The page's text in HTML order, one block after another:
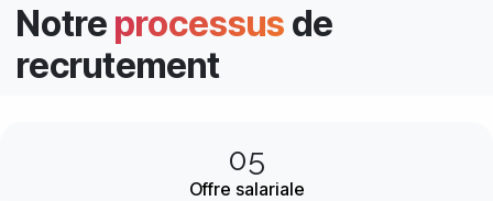
Notre processus de
recrutement
05
Offre salariale